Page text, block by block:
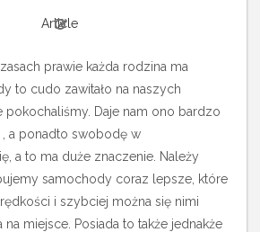
Article
prawie każda rodzina ma
to cudo zawitało na naszych
pokochaliśmy. Daje nam ono bardzo
a ponadto swobodę w
a to ma duże znaczenie. Należy
samochody coraz lepsze, które
i szybciej można się nimi
miejsce. Posiada to także jednakże